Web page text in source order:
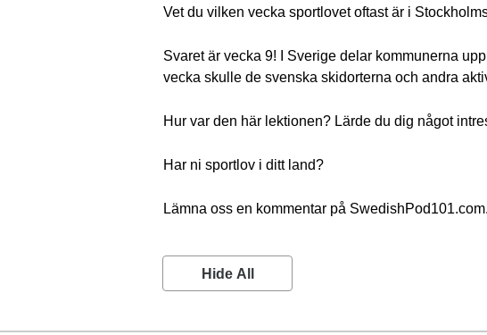
Vet du vilken vecka sportlovet oftast är i
Svaret är vecka 9! I Sverige delar kommunerna
vecka skulle de svenska skidorterna och andra
Hur var den här lektionen? Lärde du dig något
Har ni sportlov i ditt land?
Lämna oss en kommentar på
Hide All